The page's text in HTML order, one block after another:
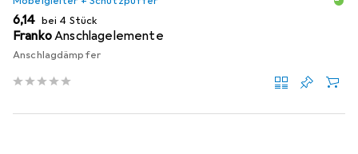
EUR
6,14 bei 4 Stück
FrankoAnschlagelemente
Anschlagdämpfer